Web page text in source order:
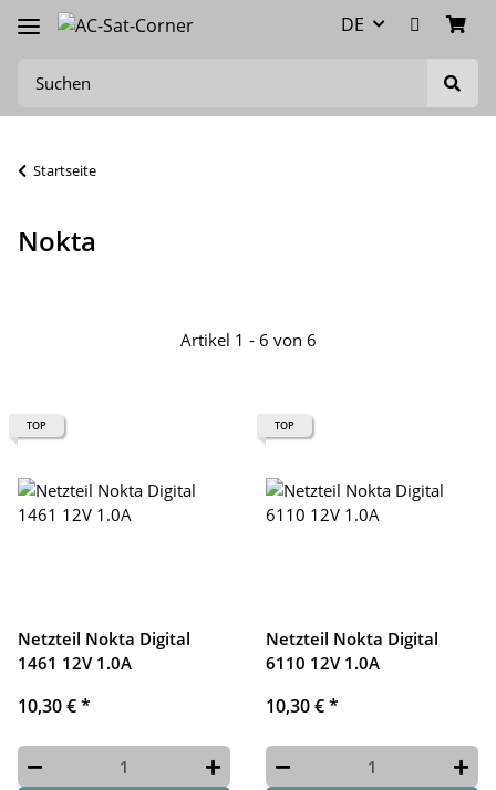
DE
Startseite
Nokta
Artikel 1 - 6 von 6
TOP
Netzteil Nokta Digital
1461 12V 1.0A
10,30 €*
TOP
Netzteil Nokta Digital
6110 12V 1.0A
10,30 €*